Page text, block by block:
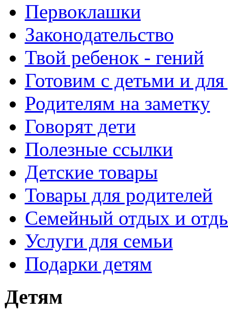
Первоклашки
Законодательство
Твой ребенок - гений
Готовим с детьми и для
Родителям на заметку
Говорят дети
Полезные ссылки
Детские товары
Товары для родителей
Семейный отдых и
Услуги для семьи
Подарки детям
Детям